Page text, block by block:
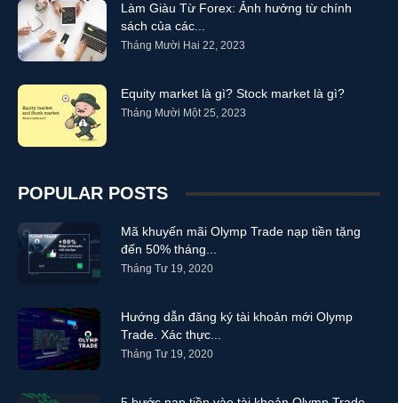
Làm Giàu Từ Forex: Ảnh hưởng từ chính
sách của các...
Tháng Mười Hai 22, 2023
Equity market là gì? Stock market là gì?
Tháng Mười Một 25, 2023
POPULAR POSTS
Mã khuyến mãi Olymp Trade nạp tiền tặng
đến 50% tháng...
Tháng Tư 19, 2020
Hướng dẫn đăng ký tài khoản mới Olymp
Trade. Xác thực...
Tháng Tư 19, 2020